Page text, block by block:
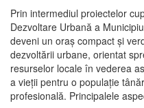
Prin intermediul proiectelor
Dezvoltare Urbană a
deveni un oraş compact şi
dezvoltării urbane, orientat
resurselor locale în vederea
a vieţii pentru o populaţie
profesională. Principalele